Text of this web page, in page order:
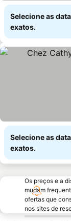
Selecione as
exatos.
Selecione as
exatos.
Os preços e a
mudam
ofertas que
nos sites de